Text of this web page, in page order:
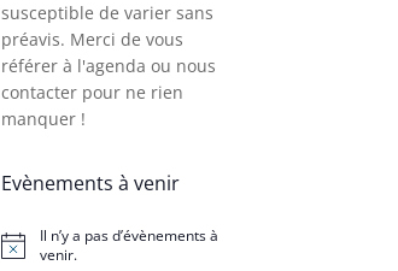
susceptible de varier sans
préavis. Merci de vous
référer à l'agenda ou nous
contacter pour ne rien
manquer !
Evènements à venir
Notice
Il n’y a pas d’évènements à
venir.